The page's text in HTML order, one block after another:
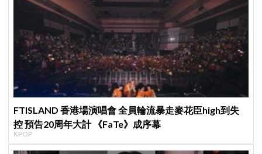
FTISLAND 香港場演唱會 全員輪流暴走麥花臣high到失
控 預告20周年大計 《FaTe》成序幕
KPOP